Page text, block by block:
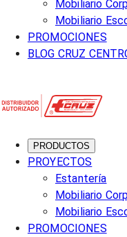
Mobiliario
Mobiliario
PROMOCIONES
BLOG CRUZ
PRODUCTOS
PROYECTOS
Estantería
Mobiliario
Mobiliario
PROMOCIONES